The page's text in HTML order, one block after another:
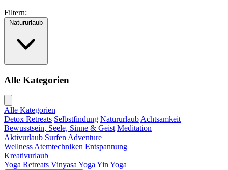
Filtern:
Natururlaub
Alle Kategorien
Alle Kategorien
Detox Retreats Selbstfindung Natururlaub Achtsamkeit
Bewusstsein, Seele, Sinne & Geist Meditation
Aktivurlaub Surfen Adventure
Wellness Atemtechniken Entspannung
Kreativurlaub
Yoga Retreats Vinyasa Yoga Yin Yoga